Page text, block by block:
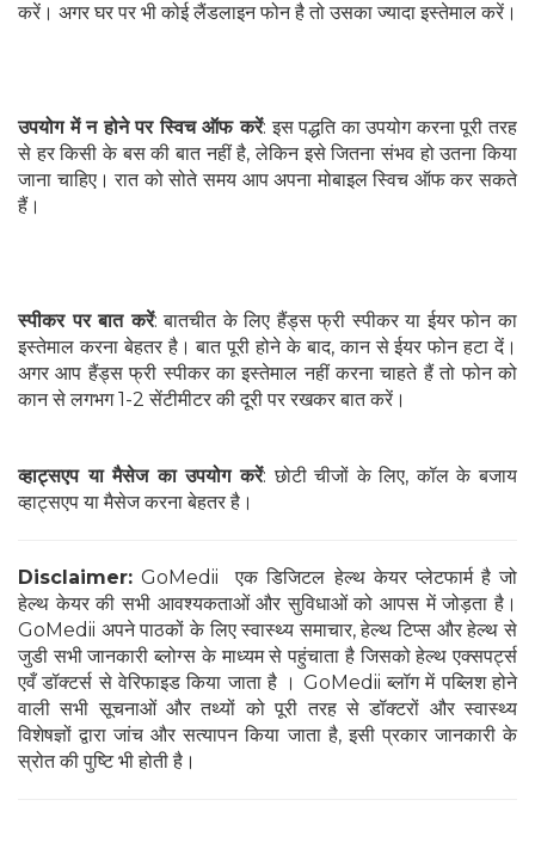
करें। अगर घर पर भी कोई लैंडलाइन फोन है तो उसका ज्यादा इस्तेमाल करें।
उपयोग में न होने पर स्विच ऑफ करें: इस पद्धति का उपयोग करना पूरी तरह
से हर किसी के बस की बात नहीं है, लेकिन इसे जितना संभव हो उतना किया
जाना चाहिए। रात को सोते समय आप अपना मोबाइल स्विच ऑफ कर सकते
हैं।
स्पीकर पर बात करें: बातचीत के लिए हैंड्स फ्री स्पीकर या ईयर फोन का
इस्तेमाल करना बेहतर है। बात पूरी होने के बाद, कान से ईयर फोन हटा दें।
अगर आप हैंड्स फ्री स्पीकर का इस्तेमाल नहीं करना चाहते हैं तो फोन को
कान से लगभग 1-2 सेंटीमीटर की दूरी पर रखकर बात करें।
व्हाट्सएप या मैसेज का उपयोग करें: छोटी चीजों के लिए, कॉल के बजाय
व्हाट्सएप या मैसेज करना बेहतर है।
Disclaimer: GoMedii एक डिजिटल हेल्थ केयर प्लेटफार्म है जो
हेल्थ केयर की सभी आवश्यकताओं और सुविधाओं को आपस में जोड़ता है।
GoMedii अपने पाठकों के लिए स्वास्थ्य समाचार, हेल्थ टिप्स और हेल्थ से
जुडी सभी जानकारी ब्लोग्स के माध्यम से पहुंचाता है जिसको हेल्थ एक्सपर्ट्स
एवँ डॉक्टर्स से वेरिफाइड किया जाता है । GoMedii ब्लॉग में पब्लिश होने
वाली सभी सूचनाओं और तथ्यों को पूरी तरह से डॉक्टरों और स्वास्थ्य
विशेषज्ञों द्वारा जांच और सत्यापन किया जाता है, इसी प्रकार जानकारी के
स्रोत की पुष्टि भी होती है।